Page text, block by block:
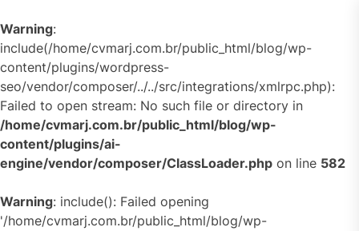
Warning:
include(/home/cvmarj.com.br/public_html/blog/wp-
content/plugins/wordpress-
seo/vendor/composer/../../src/integrations/xmlrpc.php):
Failed to open stream: No such file or directory in
/home/cvmarj.com.br/public_html/blog/wp-
content/plugins/ai-
engine/vendor/composer/ClassLoader.php on line 582
Warning: include(): Failed opening
'/home/cvmarj.com.br/public_html/blog/wp-